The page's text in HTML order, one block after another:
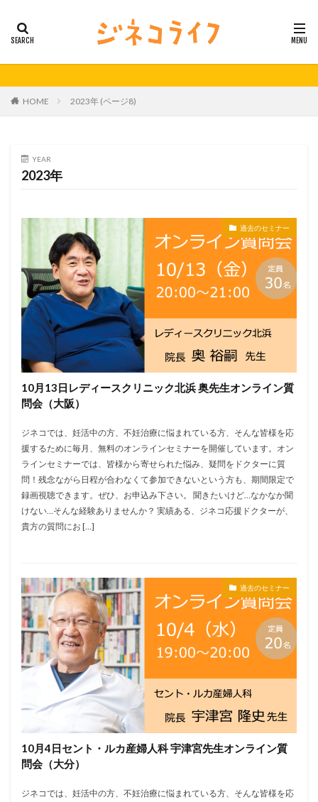
HOME 2023年 (ページ8)
YEAR
2023年
過去のセミナー
10月13日レディースクリニック北浜 奥先生オンライン質
問会（大阪）
ジネコでは、妊活中の方、不妊治療に悩まれている方、そんな皆様を応
援するために毎月、無料のオンラインセミナーを開催しています。オン
ラインセミナーでは、皆様から寄せられた悩み、疑問をドクターに質
問！残念ながら日程が合わなくて参加できないという方も、期間限定で
録画視聴できます。ぜひ、お申込み下さい。 聞きたいけど…なかなか聞
けない…そんな経験ありませんか？ 実績ある、ジネコ応援ドクターが、
貴方の質問にお […]
過去のセミナー
10月4日セント・ルカ産婦人科 宇津宮先生オンライン質
問会（大分）
ジネコでは、妊活中の方、不妊治療に悩まれている方、そんな皆様を応
男性不妊